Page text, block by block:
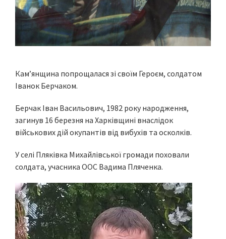
Кам’янщина попрощалася зі своїм Героєм, солдатом
Іванок Берчаком.
Берчак Іван Васильович, 1982 року народження,
загинув 16 березня на Харківщині внаслідок
військових дій окупантів від вибухів та осколків.
У селі Пляківка Михайлівської громади поховали
солдата, учасника ООС Вадима Пляченка.